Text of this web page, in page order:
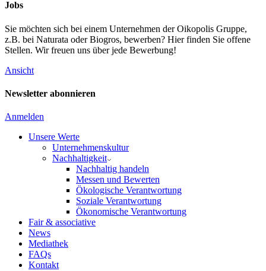
Jobs
Sie möchten sich bei einem Unternehmen der Oikopolis Gruppe,
z.B. bei Naturata oder Biogros, bewerben? Hier finden Sie offene
Stellen. Wir freuen uns über jede Bewerbung!
Ansicht
Newsletter abonnieren
Anmelden
Unsere Werte
Unternehmenskultur
Nachhaltigkeit
Nachhaltig handeln
Messen und Bewerten
Ökologische Verantwortung
Soziale Verantwortung
Ökonomische Verantwortung
Fair & associative
News
Mediathek
FAQs
Kontakt